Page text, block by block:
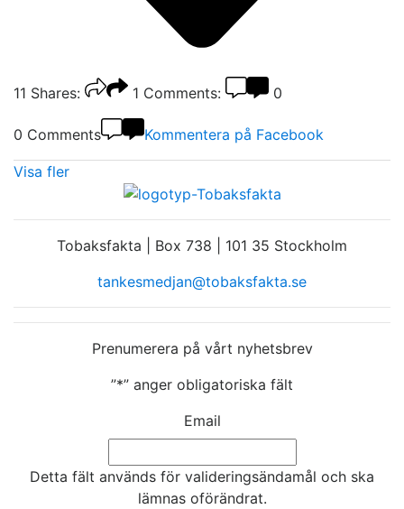
11 Shares: 1 Comments: 0
0 Comments Kommentera på Facebook
Visa fler
Tobaksfakta | Box 738 | 101 35 Stockholm
tankesmedjan@tobaksfakta.se
Prenumerera på vårt nyhetsbrev
”*” anger obligatoriska fält
Email
Detta fält används för valideringsändamål och ska
lämnas oförändrat.